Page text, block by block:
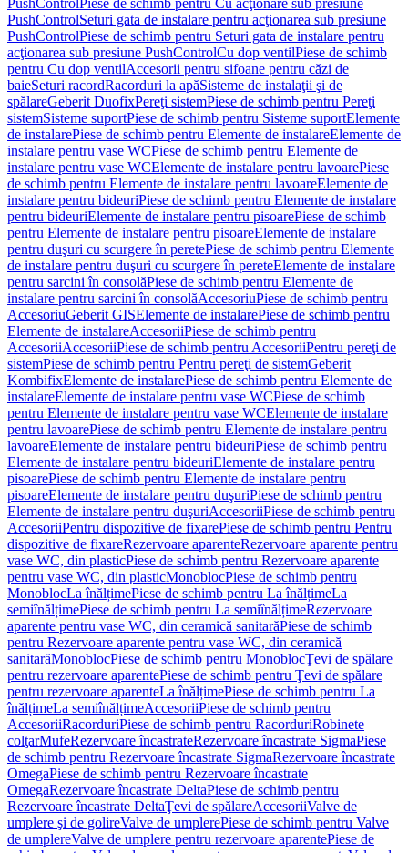
PushControlPiese de schimb pentru Cu acţionare sub presiune
PushControlSeturi gata de instalare pentru acţionarea sub presiune
PushControlPiese de schimb pentru Seturi gata de instalare pentru
acţionarea sub presiune PushControlCu dop ventilPiese de schimb
pentru Cu dop ventilAccesorii pentru sifoane pentru căzi de
baieSeturi racordRacorduri la apăSisteme de instalaţii şi de
spălareGeberit DuofixPereţi sistemPiese de schimb pentru Pereţi
sistemSisteme suportPiese de schimb pentru Sisteme suportElemente
de instalarePiese de schimb pentru Elemente de instalareElemente de
instalare pentru vase WCPiese de schimb pentru Elemente de
instalare pentru vase WCElemente de instalare pentru lavoarePiese
de schimb pentru Elemente de instalare pentru lavoareElemente de
instalare pentru bideuriPiese de schimb pentru Elemente de instalare
pentru bideuriElemente de instalare pentru pisoarePiese de schimb
pentru Elemente de instalare pentru pisoareElemente de instalare
pentru duşuri cu scurgere în peretePiese de schimb pentru Elemente
de instalare pentru duşuri cu scurgere în pereteElemente de instalare
pentru sarcini în consolăPiese de schimb pentru Elemente de
instalare pentru sarcini în consolăAccesoriuPiese de schimb pentru
AccesoriuGeberit GISElemente de instalarePiese de schimb pentru
Elemente de instalareAccesoriiPiese de schimb pentru
AccesoriiAccesoriiPiese de schimb pentru AccesoriiPentru pereţi de
sistemPiese de schimb pentru Pentru pereţi de sistemGeberit
KombifixElemente de instalarePiese de schimb pentru Elemente de
instalareElemente de instalare pentru vase WCPiese de schimb
pentru Elemente de instalare pentru vase WCElemente de instalare
pentru lavoarePiese de schimb pentru Elemente de instalare pentru
lavoareElemente de instalare pentru bideuriPiese de schimb pentru
Elemente de instalare pentru bideuriElemente de instalare pentru
pisoarePiese de schimb pentru Elemente de instalare pentru
pisoareElemente de instalare pentru duşuriPiese de schimb pentru
Elemente de instalare pentru duşuriAccesoriiPiese de schimb pentru
AccesoriiPentru dispozitive de fixarePiese de schimb pentru Pentru
dispozitive de fixareRezervoare aparenteRezervoare aparente pentru
vase WC, din plasticPiese de schimb pentru Rezervoare aparente
pentru vase WC, din plasticMonoblocPiese de schimb pentru
MonoblocLa înălțimePiese de schimb pentru La înălțimeLa
semiînălțimePiese de schimb pentru La semiînălțimeRezervoare
aparente pentru vase WC, din ceramică sanitarăPiese de schimb
pentru Rezervoare aparente pentru vase WC, din ceramică
sanitarăMonoblocPiese de schimb pentru MonoblocŢevi de spălare
pentru rezervoare aparentePiese de schimb pentru Ţevi de spălare
pentru rezervoare aparenteLa înălțimePiese de schimb pentru La
înălțimeLa semiînălțimeAccesoriiPiese de schimb pentru
AccesoriiRacorduriPiese de schimb pentru RacorduriRobinete
colţarMufeRezervoare încastrateRezervoare încastrate SigmaPiese
de schimb pentru Rezervoare încastrate SigmaRezervoare încastrate
OmegaPiese de schimb pentru Rezervoare încastrate
OmegaRezervoare încastrate DeltaPiese de schimb pentru
Rezervoare încastrate DeltaŢevi de spălareAccesoriiValve de
umplere şi de golireValve de umplerePiese de schimb pentru Valve
de umplereValve de umplere pentru rezervoare aparentePiese de